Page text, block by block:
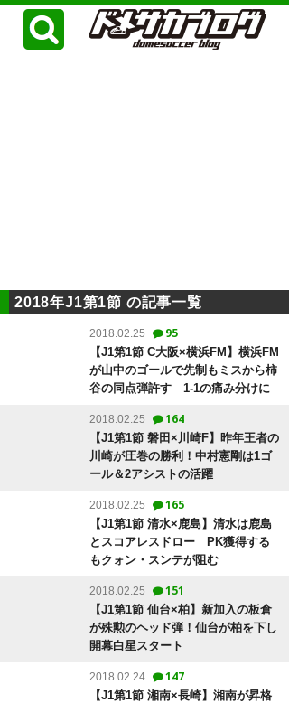
2018年J1第1節 の記事一覧
2018.02.25 95
【J1第1節 C大阪×横浜FM】横浜FM
が山中のゴールで先制もミスから柿
谷の同点弾許す 1-1の痛み分けに
2018.02.25 164
【J1第1節 磐田×川崎F】昨年王者の
川崎が圧巻の勝利！中村憲剛は1ゴ
ール＆2アシストの活躍
2018.02.25 165
【J1第1節 清水×鹿島】清水は鹿島
とスコアレスドロー PK獲得する
もクォン・スンテが阻む
2018.02.25 151
【J1第1節 仙台×柏】新加入の板倉
が殊勲のヘッド弾！仙台が柏を下し
開幕白星スタート
2018.02.24 147
【J1第1節 湘南×長崎】湘南が昇格